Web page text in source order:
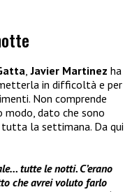
Javier Martinez ha
in difficoltà e per
Non comprende
modo, dato che sono
la settimana. Da qui
tutte le notti. C’erano
che avrei voluto farlo